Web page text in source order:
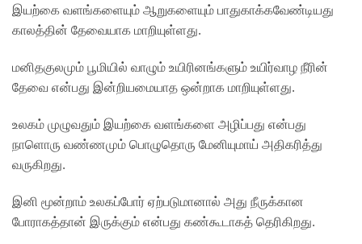
இயற்கை வளங்களையும் ஆறுகளையும் பாதுகாக்கவேண்டியது
காலத்தின் தேவையாக மாறியுள்ளது.
மனிதகுலமும் பூமியில் வாழும் உயிரினங்களும் உயிர்வாழ நீரின்
தேவை என்பது இன்றியமையாத ஒன்றாக மாறியுள்ளது.
உலகம் முழுவதும் இயற்கை வளங்களை அழிப்பது என்பது
நாளொரு வண்ணமும் பொழுதொரு மேனியுமாய் அதிகரித்து
வருகிறது.
இனி மூன்றாம் உலகப்போர் ஏற்படுமானால் அது நீருக்கான
போராகத்தான் இருக்கும் என்பது கண்கூடாகத் தெரிகிறது.